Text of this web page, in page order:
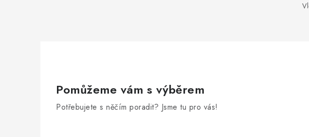
Pomůžeme vám s výběrem
Potřebujete s něčím poradit? Jsme tu pro vás!